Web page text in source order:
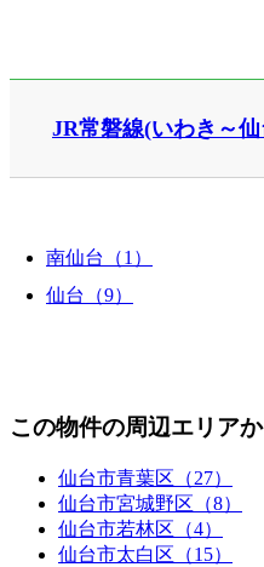
JR常磐線(いわき～
南仙台（1）
仙台（9）
この物件の周辺エリア
仙台市青葉区（27）
仙台市宮城野区（8）
仙台市若林区（4）
仙台市太白区（15）